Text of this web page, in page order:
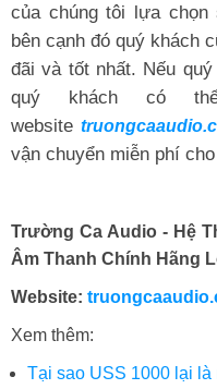
của chúng tôi lựa
bên cạnh đó quý khách
đãi và tốt nhất. Nếu
quý khách có
website
vận chuyển miễn phí
Trường Ca Audio - Hệ
Âm Thanh Chính Hãng
Website:
Xem thêm:
Tại sao USS 1000 lại là